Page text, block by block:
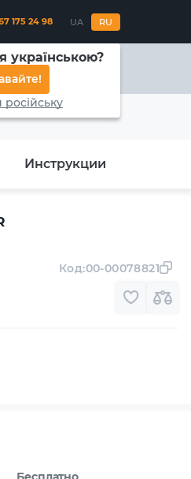
175 24 98 UA RU
українською?
Инструкции
Код:00-00078821